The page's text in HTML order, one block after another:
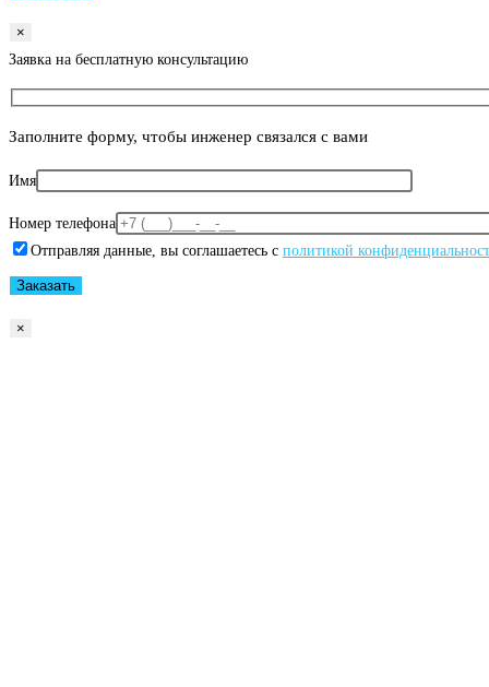
×
Заявка на бесплатную консультацию
Заполните форму, чтобы инженер связался с вами
Имя
Номер телефона
Отправляя данные, вы соглашаетесь с политикой
×